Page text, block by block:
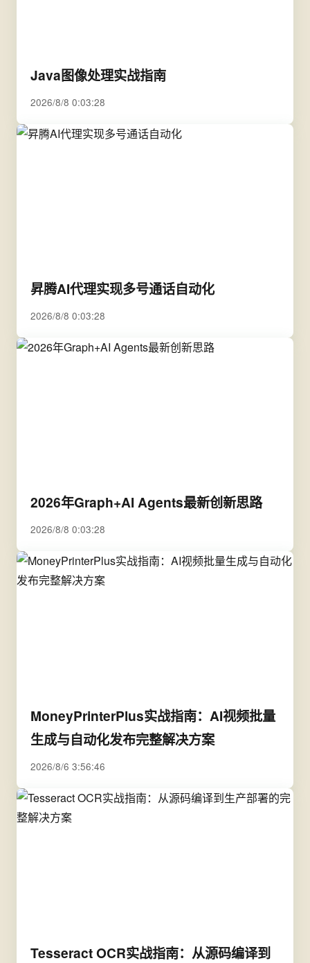
Java图像处理实战指南
2026/8/8 0:03:28
昇腾AI代理实现多号通话自动化
2026/8/8 0:03:28
2026年Graph+AI Agents最新创新思路
2026/8/8 0:03:28
MoneyPrinterPlus实战指南：AI视频批量
生成与自动化发布完整解决方案
2026/8/6 3:56:46
Tesseract OCR实战指南：从源码编译到